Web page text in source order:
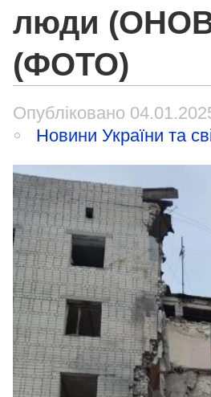
люди
(ФОТО)
Опубліковано
Новини України та